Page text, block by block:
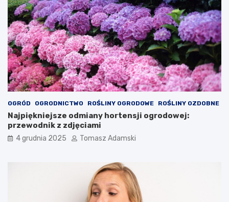
OGRÓD OGRODNICTWO ROŚLINY OGRODOWE ROŚLINY OZDOBNE
Najpiękniejsze odmiany hortensji ogrodowej:
przewodnik z zdjęciami
4 grudnia 2025 Tomasz Adamski